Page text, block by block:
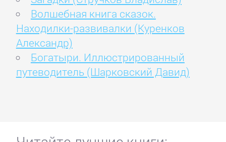
Волшебная книга сказок.
Находилки-развивалки (Куренков
Александр)
Богатыри. Иллюстрированный
путеводитель (Шарковский Давид)